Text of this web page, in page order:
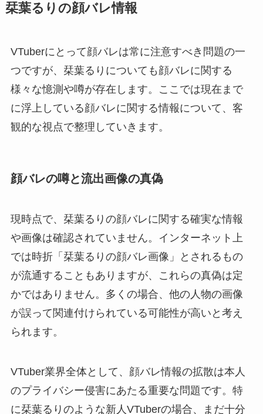
栞葉るりの顔バレ情報
VTuberにとって顔バレは常に注意すべき問題の一
つですが、栞葉るりについても顔バレに関する
様々な憶測や噂が存在します。ここでは現在まで
に浮上している顔バレに関する情報について、客
観的な視点で整理していきます。
顔バレの噂と流出画像の真偽
現時点で、栞葉るりの顔バレに関する確実な情報
や画像は確認されていません。インターネット上
では時折「栞葉るりの顔バレ画像」とされるもの
が流通することもありますが、これらの真偽は定
かではありません。多くの場合、他の人物の画像
が誤って関連付けられている可能性が高いと考え
られます。
VTuber業界全体として、顔バレ情報の拡散は本人
のプライバシー侵害にあたる重要な問題です。特
に栞葉るりのような新人VTuberの場合、まだ十分